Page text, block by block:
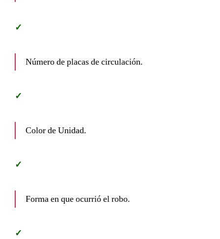
Número de placas de circulación.
Color de Unidad.
Forma en que ocurrió el robo.